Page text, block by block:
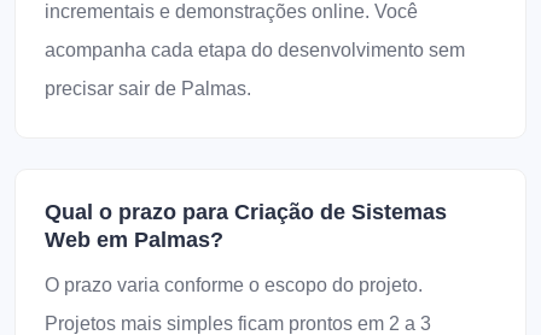
incrementais e demonstrações online. Você
acompanha cada etapa do desenvolvimento sem
precisar sair de Palmas.
Qual o prazo para Criação de Sistemas
Web em Palmas?
O prazo varia conforme o escopo do projeto.
Projetos mais simples ficam prontos em 2 a 3